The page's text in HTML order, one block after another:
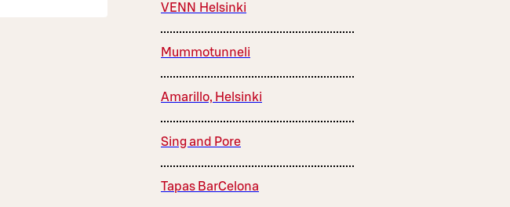
VENN Helsinki
Mummotunneli
Amarillo, Helsinki
Sing and Pore
Tapas BarCelona